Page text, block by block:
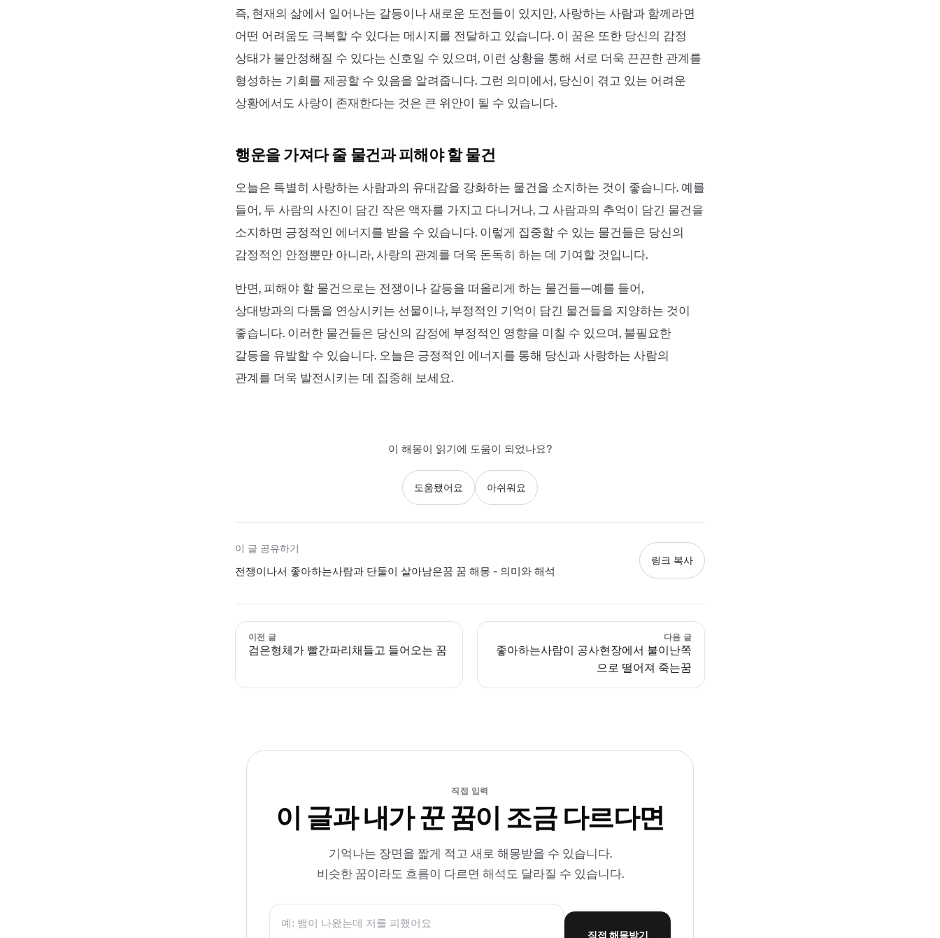
즉, 현재의 삶에서 일어나는 갈등이나 새로운 도전들이 있지만, 사랑하는 사람과 함께라면
어떤 어려움도 극복할 수 있다는 메시지를 전달하고 있습니다. 이 꿈은 또한 당신의 감정
상태가 불안정해질 수 있다는 신호일 수 있으며, 이런 상황을 통해 서로 더욱 끈끈한 관계를
형성하는 기회를 제공할 수 있음을 알려줍니다. 그런 의미에서, 당신이 겪고 있는 어려운
상황에서도 사랑이 존재한다는 것은 큰 위안이 될 수 있습니다.
행운을 가져다 줄 물건과 피해야 할 물건
오늘은 특별히 사랑하는 사람과의 유대감을 강화하는 물건을 소지하는 것이 좋습니다. 예를
들어, 두 사람의 사진이 담긴 작은 액자를 가지고 다니거나, 그 사람과의 추억이 담긴 물건을
소지하면 긍정적인 에너지를 받을 수 있습니다. 이렇게 집중할 수 있는 물건들은 당신의
감정적인 안정뿐만 아니라, 사랑의 관계를 더욱 돈독히 하는 데 기여할 것입니다.
반면, 피해야 할 물건으로는 전쟁이나 갈등을 떠올리게 하는 물건들—예를 들어,
상대방과의 다툼을 연상시키는 선물이나, 부정적인 기억이 담긴 물건들을 지양하는 것이
좋습니다. 이러한 물건들은 당신의 감정에 부정적인 영향을 미칠 수 있으며, 불필요한
갈등을 유발할 수 있습니다. 오늘은 긍정적인 에너지를 통해 당신과 사랑하는 사람의
관계를 더욱 발전시키는 데 집중해 보세요.
이 해몽이 읽기에 도움이 되었나요?
도움됐어요 아쉬워요
이 글 공유하기
전쟁이나서 좋아하는사람과 단둘이 살아남은꿈 꿈 해몽 - 의미와 해석
링크 복사
이전 글
검은형체가 빨간파리채들고 들어오는 꿈
다음 글
좋아하는사람이 공사현장에서 불이난쪽
으로 떨어져 죽는꿈
직접 입력
이 글과 내가 꾼 꿈이 조금 다르다면
기억나는 장면을 짧게 적고 새로 해몽받을 수 있습니다.
비슷한 꿈이라도 흐름이 다르면 해석도 달라질 수 있습니다.
직접 해몽받기